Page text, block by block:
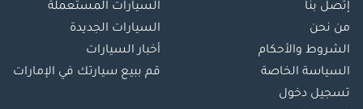
إتصل بنا
من نحن
الشروط والأحكام
السياسة الخاصة
تسجيل دخول
السيارات المستعملة
السيارات الجديدة
أخبار السيارات
قم ببيع سيارتك في الإمارات